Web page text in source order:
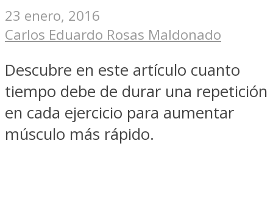
23 enero, 2016
Carlos Eduardo Rosas Maldonado
Descubre en este artículo cuanto
tiempo debe de durar una repetición
en cada ejercicio para aumentar
músculo más rápido.